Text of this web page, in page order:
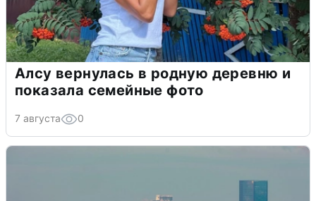
Алсу вернулась в родную деревню и
показала семейные фото
7 августа 0